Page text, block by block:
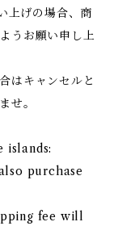
上げの場合、商
うお願い申し上
はキャンセルと
せ。
islands:
purchase
fee will